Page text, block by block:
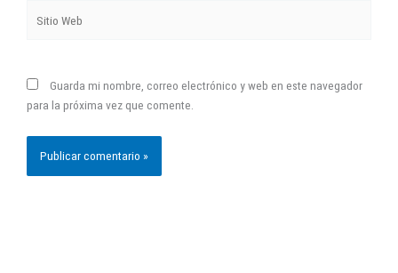
Web
Guarda mi nombre, correo electrónico y web en este navegador
para la próxima vez que comente.